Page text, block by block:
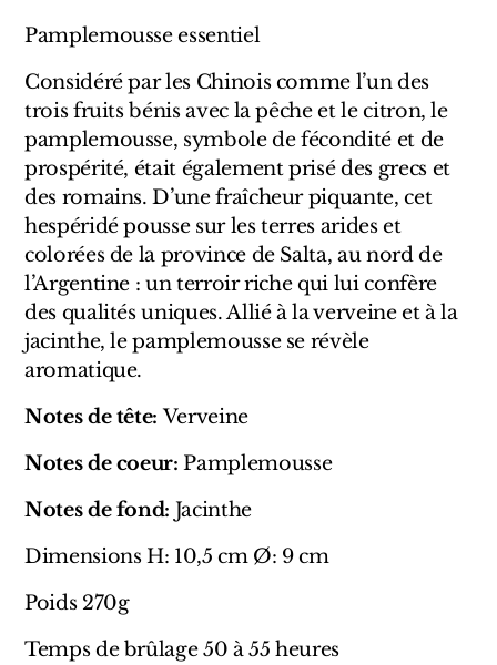
Pamplemousse essentiel
Considéré par les Chinois comme l’un des
trois fruits bénis avec la pêche et le citron, le
pamplemousse, symbole de fécondité et de
prospérité, était également prisé des grecs et
des romains. D’une fraîcheur piquante, cet
hespéridé pousse sur les terres arides et
colorées de la province de Salta, au nord de
l’Argentine : un terroir riche qui lui confère
des qualités uniques. Allié à la verveine et à la
jacinthe, le pamplemousse se révèle
aromatique.
Notes de tête:Verveine
Notes de coeur: Pamplemousse
Notes de fond: Jacinthe
Dimensions H: 10,5 cm Ø: 9 cm
Poids 270g
Temps de brûlage 50 à 55 heures
The Different Company
Perris Monte-carlo
Robert Piguet
Sensatio
Trudon
Marques Italiennes
Eau D'Italie
Santa Maria Novella
Profumum Roma